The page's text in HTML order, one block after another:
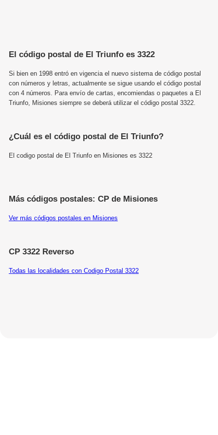
El código postal de El Triunfo es 3322
Si bien en 1998 entró en vigencia el nuevo sistema de código postal
con números y letras, actualmente se sigue usando el código postal
con 4 números. Para envío de cartas, encomiendas o paquetes a El
Triunfo, Misiones siempre se deberá utilizar el código postal 3322.
¿Cuál es el código postal de El Triunfo?
El codigo postal de El Triunfo en Misiones es 3322
Más códigos postales: CP de Misiones
Ver más códigos postales en Misiones
CP 3322 Reverso
Todas las localidades con Codigo Postal 3322